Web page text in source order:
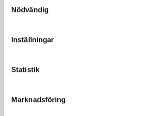
länder utanför EU med olika
att godkänna samtycker du till sådana
Nödvändig
Inställningar
Statistik
Marknadsföring
Smidig